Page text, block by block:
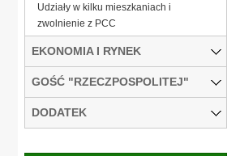
Udziały w kilku mieszkaniach i
zwolnienie z PCC
EKONOMIA I RYNEK
GOŚĆ "RZECZPOSPOLITEJ"
DODATEK